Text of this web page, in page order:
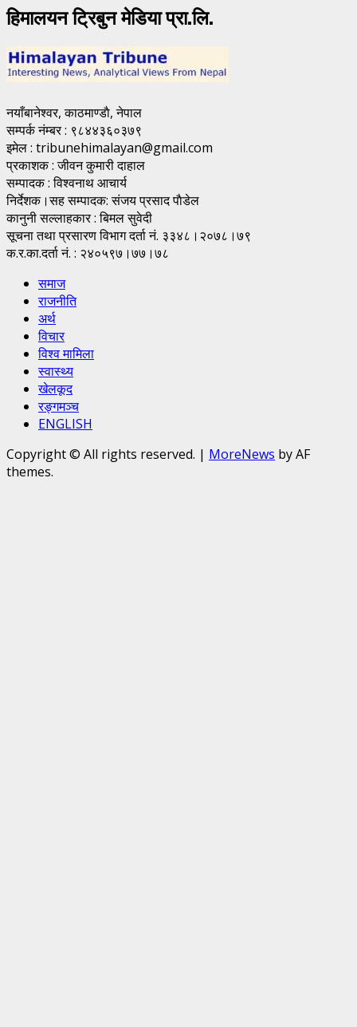
हिमालयन ट्रिबुन मेडिया प्रा.लि.
नयाँबानेश्वर, काठमाण्डाै, नेपाल
सम्पर्क नंम्बर : ९८४४३६०३७९
इमेल : tribunehimalayan@gmail.com
प्रकाशक : जीवन कुमारी दाहाल
सम्पादक : विश्वनाथ आचार्य
निर्देशक।सह सम्पादक: संजय प्रसाद पाैडेल
कानुनी सल्लाहकार : बिमल सुवेदी
सूचना तथा प्रसारण विभाग दर्ता नं. ३३४८।२०७८।७९
क.र.का.दर्ता नं. : २४०५९७।७७।७८
समाज
राजनीति
अर्थ
विचार
विश्व मामिला
स्वास्थ्य
खेलकूद
रङ्गमञ्च
ENGLISH
Copyright © All rights reserved. | MoreNews by AF
themes.